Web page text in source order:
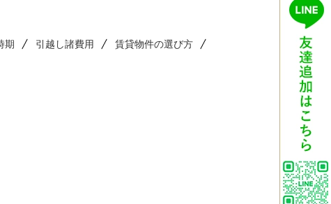
期 引越し諸費用 賃貸物件の選び方